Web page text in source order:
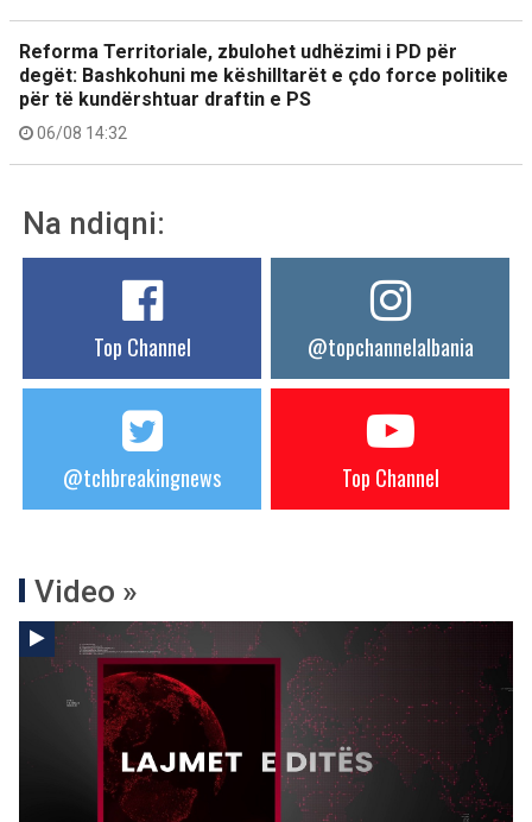
Reforma Territoriale, zbulohet udhëzimi i PD për
degët: Bashkohuni me këshilltarët e çdo force politike
për të kundërshtuar draftin e PS
06/08 14:32
Na ndiqni:
Top Channel @topchannelalbania
@tchbreakingnews Top Channel
Video »